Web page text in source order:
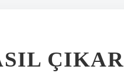
ÇIKAR